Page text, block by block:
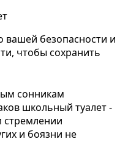
вашей безопасности и
чтобы сохранить
сонникам
школьный туалет -
стремлении
и боязни не